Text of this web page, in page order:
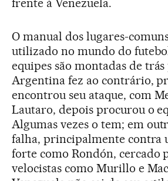
frente à Venezuela.
O manual dos lugares-
utilizado no mundo do
equipes são montadas de
Argentina fez ao contrário,
encontrou seu ataque, com
Lautaro, depois procurou o
Algumas vezes o tem; em
falha, principalmente contra
forte como Rondón, cercado
velocistas como Murillo e